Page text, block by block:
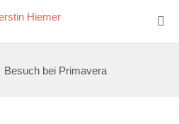
Besuch bei Primavera